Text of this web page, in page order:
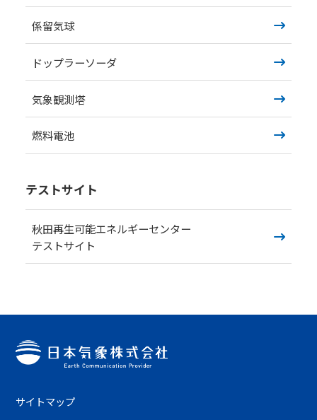
係留気球
ドップラーソーダ
気象観測塔
燃料電池
テストサイト
秋田再生可能エネルギーセンター
テストサイト
サイトマップ